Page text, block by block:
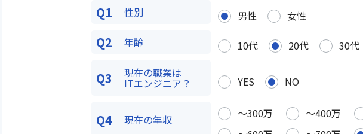
Q1 性別 男性 女性
Q2 年齢 10代 20代 30代
Q3 現在の職業は
ITエンジニア？ YES NO
Q4 現在の年収 〜300万 〜400万